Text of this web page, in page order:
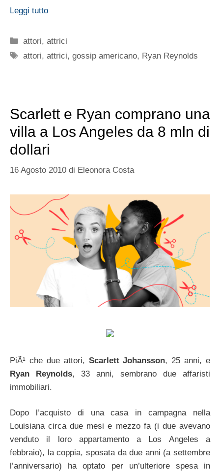
Leggi tutto
Categorie
attori,attrici
Tag
attori,attrici,gossip americano, Ryan Reynolds
Scarlett e Ryan comprano una
villa a Los Angeles da 8 mln di
dollari
16 Agosto 2010 di Eleonora Costa
PiÃ¹ che due attori, Scarlett Johansson, 25 anni, e
Ryan Reynolds, 33 anni, sembrano due affaristi
immobiliari.
Dopo l’acquisto di una casa in campagna nella
Louisiana circa due mesi e mezzo fa (i due avevano
venduto il loro appartamento a Los Angeles a
febbraio), la coppia, sposata da due anni (a settembre
l’anniversario) ha optato per un’ulteriore spesa in